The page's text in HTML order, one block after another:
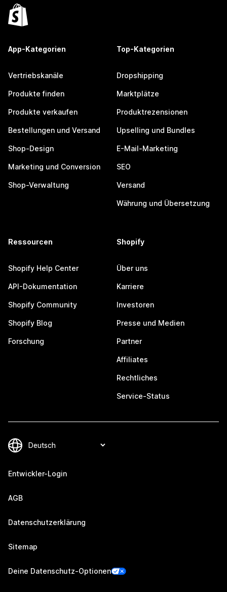
App-Kategorien
Vertriebskanäle
Produkte finden
Produkte verkaufen
Bestellungen und Versand
Shop-Design
Marketing und Conversion
Shop-Verwaltung
Top-Kategorien
Dropshipping
Marktplätze
Produktrezensionen
Upselling und Bundles
E-Mail-Marketing
SEO
Versand
Währung und Übersetzung
Ressourcen
Shopify Help Center
API-Dokumentation
Shopify Community
Shopify Blog
Forschung
Shopify
Über uns
Karriere
Investoren
Presse und Medien
Partner
Affiliates
Rechtliches
Service-Status
Entwickler-Login
AGB
Datenschutzerklärung
Sitemap
Deine Datenschutz-Optionen